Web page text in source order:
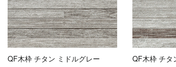
QF木枠 チタン ミドルグレー
QF木枠 チタ